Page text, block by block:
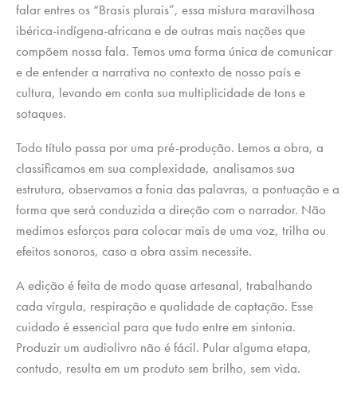
falar entres os “Brasis plurais”, essa mistura maravilhosa
ibérica-indígena-africana e de outras mais nações que
compõem nossa fala. Temos uma forma única de comunicar
e de entender a narrativa no contexto de nosso país e
cultura, levando em conta sua multiplicidade de tons e
sotaques.
Todo título passa por uma pré-produção. Lemos a obra, a
classificamos em sua complexidade, analisamos sua
estrutura, observamos a fonia das palavras, a pontuação e a
forma que será conduzida a direção com o narrador. Não
medimos esforços para colocar mais de uma voz, trilha ou
efeitos sonoros, caso a obra assim necessite.
A edição é feita de modo quase artesanal, trabalhando
cada vírgula, respiração e qualidade de captação. Esse
cuidado é essencial para que tudo entre em sintonia.
Produzir um audiolivro não é fácil. Pular alguma etapa,
contudo, resulta em um produto sem brilho, sem vida.